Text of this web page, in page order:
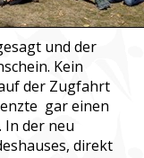
und der
Kein
der Zugfahrt
gar einen
In der neu
direkt